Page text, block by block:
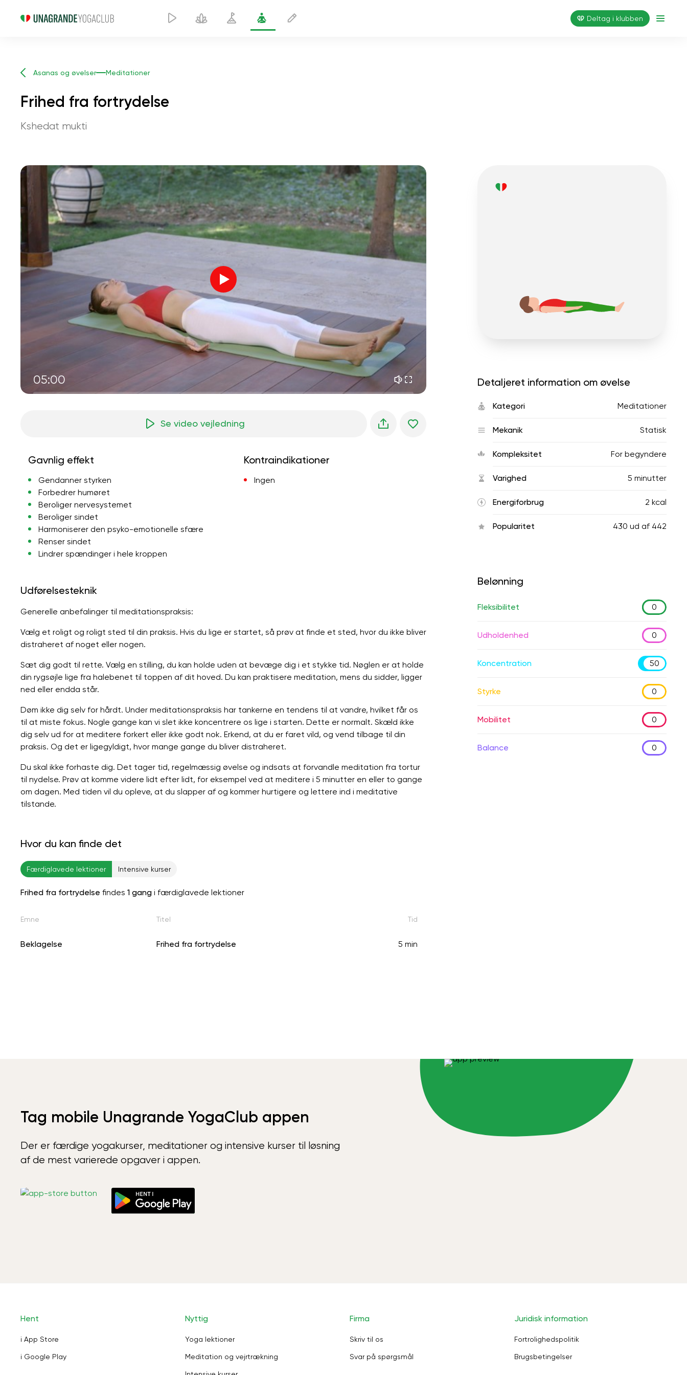
Deltag i klubben
Asanas og øvelser Meditationer
Frihed fra fortrydelse
Kshedat mukti
05:00
sjælens flugt 01:44
indre fred 01:27
morgendrømme 01:34
bjergstilhed
havbrise 02:00
vindens stemme 02:00
forårsskov 02:00
Se video vejledning
Gavnlig effekt
Gendanner styrken
Forbedrer humøret
Beroliger nervesystemet
Beroliger sindet
Harmoniserer den psyko-emotionelle sfære
Renser sindet
Lindrer spændinger i hele kroppen
Kontraindikationer
Ingen
Udførelsesteknik
Generelle anbefalinger til meditationspraksis:
Vælg et roligt og roligt sted til din praksis. Hvis du lige er startet, så prøv at finde et sted, hvor du ikke bliver
distraheret af noget eller nogen.
Sæt dig godt til rette. Vælg en stilling, du kan holde uden at bevæge dig i et stykke tid. Nøglen er at holde
din rygsøjle lige fra halebenet til toppen af ​​dit hoved. Du kan praktisere meditation, mens du sidder, ligger
ned eller endda står.
Døm ikke dig selv for hårdt. Under meditationspraksis har tankerne en tendens til at vandre, hvilket får os
til at miste fokus. Nogle gange kan vi slet ikke koncentrere os lige i starten. Dette er normalt. Skæld ikke
dig selv ud for at meditere forkert eller ikke godt nok. Erkend, at du er faret vild, og vend tilbage til din
praksis. Og det er ligegyldigt, hvor mange gange du bliver distraheret.
Du skal ikke forhaste dig. Det tager tid, regelmæssig øvelse og indsats at forvandle meditation fra tortur
til nydelse. Prøv at komme videre lidt efter lidt, for eksempel ved at meditere i 5 minutter en eller to gange
om dagen. Med tiden vil du opleve, at du slapper af og kommer hurtigere og lettere ind i meditative
tilstande.
Hvor du kan finde det
Færdiglavede lektioner Intensive kurser
Frihed fra fortrydelse findes 1 gang i færdiglavede lektioner
Emne Titel Tid
Beklagelse Frihed fra fortrydelse 5 min
Detaljeret information om øvelse
Kategori Meditationer
Mekanik Statisk
Kompleksitet For begyndere
Varighed 5 minutter
Energiforbrug 2 kcal
Popularitet 430 ud af 442
Belønning
Fleksibilitet 0
Udholdenhed 0
Koncentration 50
Styrke 0
Mobilitet 0
Balance 0
Tag mobile Unagrande YogaClub appen
Der er færdige yogakurser, meditationer og intensive kurser til løsning
af de mest varierede opgaver i appen.
Hent
i App Store
i Google Play
Nyttig
Yoga lektioner
Meditation og vejrtrækning
Firma
Skriv til os
Svar på spørgsmål
Juridisk information
Fortrolighedspolitik
Brugsbetingelser